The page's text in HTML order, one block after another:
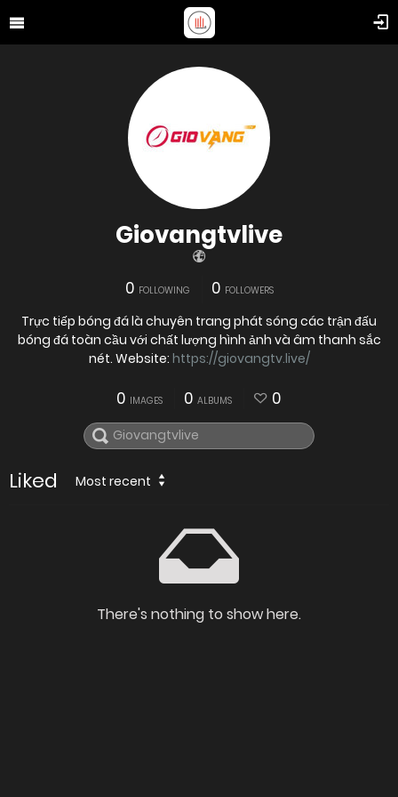
Giovangtvlive
0 FOLLOWING 0 FOLLOWERS
Trực tiếp bóng đá là chuyên trang phát sóng các trận đấu
bóng đá toàn cầu với chất lượng hình ảnh và âm thanh sắc
nét. Website: https://giovangtv.live/
0 IMAGES 0 ALBUMS 0
Liked Most recent
There's nothing to show here.